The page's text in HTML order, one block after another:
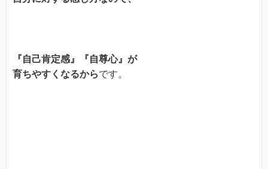
『自己肯定感』『自尊心』が
育ちやすくなるからです。